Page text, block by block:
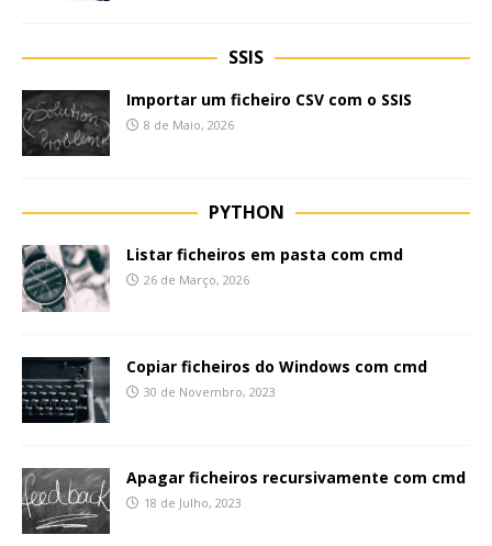
SSIS
Importar um ficheiro CSV com o SSIS
8 de Maio, 2026
PYTHON
Listar ficheiros em pasta com cmd
26 de Março, 2026
Copiar ficheiros do Windows com cmd
30 de Novembro, 2023
Apagar ficheiros recursivamente com cmd
18 de Julho, 2023